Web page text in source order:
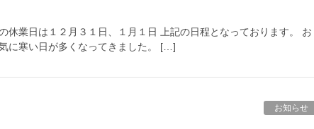
業日は１２月３１日、１月１日 上記の日程となっております。 お
に寒い日が多くなってきました。 […]
お知らせ